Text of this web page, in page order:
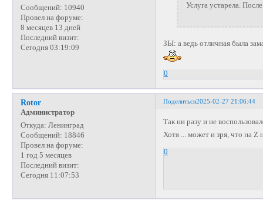
Сообщений: 10940
Провел на форуме:
8 месяцев 13 дней
Последний визит:
Сегодня 03:19:09
Услуга устарела.
ЗЫ: а ведь отличная была
0
Поделиться2025-02-27 21:06:44
Rotor
Администратор
Откуда: Ленинград
Сообщений: 18846
Провел на форуме:
1 год 5 месяцев
Последний визит:
Сегодня 11:07:53
Так ни разу и не
Хотя ... может и зря, что на Z
0